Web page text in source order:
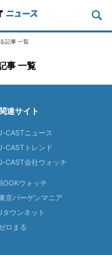
記事 一覧
事 一覧
関連サイト
CASTニュース
CASTトレンド
CAST会社ウォッチ
ウォッチ
京バーゲンマニア
タウンネット
ロまる